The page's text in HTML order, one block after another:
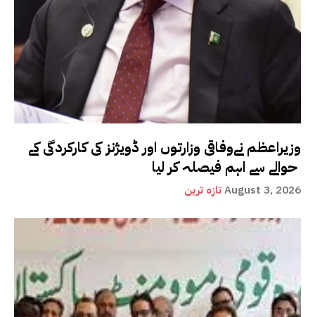
وزیراعظم نےوفاقی وزارتوں اور ڈویژنز کی کارکردگی کے
تازہ ترینAugust 3, 2026